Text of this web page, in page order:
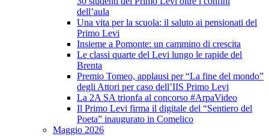
dell’aula
Una vita per la scuola: il saluto ai pensionati del
Primo Levi
Insieme a Pomonte: un cammino di crescita
Le classi quarte del Levi lungo le rapide del
Brenta
Premio Tomeo, applausi per “La fine del mondo”
degli Attori per caso dell’IIS Primo Levi
La 2A SA trionfa al concorso #ArpaVideo
Il Primo Levi firma il digitale del “Sentiero del
Poeta” inaugurato in Comelico
Maggio 2026